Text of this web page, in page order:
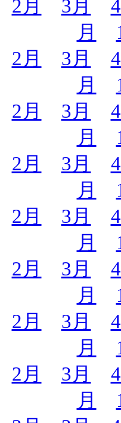
2月 3月
月
2月 3月
月
2月 3月
月
2月 3月
月
2月 3月
月
2月 3月
月
2月 3月
月
2月 3月
月